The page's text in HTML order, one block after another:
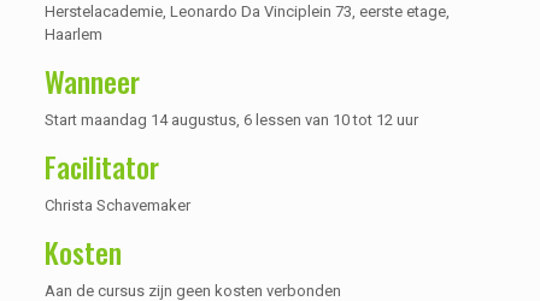
Herstelacademie, Leonardo Da Vinciplein 73, eerste etage,
Haarlem
Wanneer
Start maandag 14 augustus, 6 lessen van 10 tot 12 uur
Facilitator
Christa Schavemaker
Kosten
Aan de cursus zijn geen kosten verbonden